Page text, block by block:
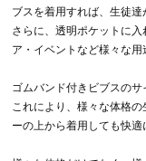
ブスを着用すれば、生徒達
さらに、透明ポケットに
ア・イベントなど様々な用
ゴムバンド付きビブスのサ
これにより、様々な体格
ーの上から着用しても快適